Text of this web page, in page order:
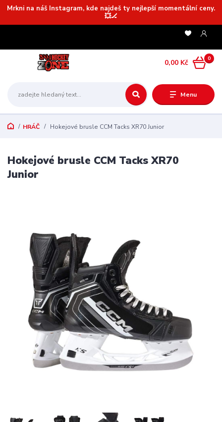
Mrkni na náš Instagram, kde najdeš ty nejlepší momentální ceny.
💥🏒
Menu
0
0,00 Kč
HRÁČ Hokejové brusle CCM Tacks XR70 Junior
Hokejové brusle CCM Tacks XR70
Junior